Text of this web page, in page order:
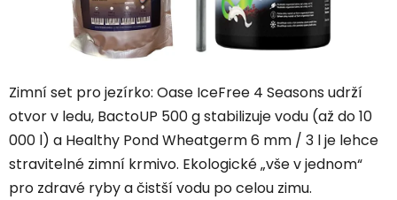
Zimní set pro jezírko: Oase IceFree 4 Seasons udrží
otvor v ledu, BactoUP 500 g stabilizuje vodu (až do 10
000 l) a Healthy Pond Wheatgerm 6 mm / 3 l je lehce
stravitelné zimní krmivo. Ekologické „vše v jednom“
pro zdravé ryby a čistší vodu po celou zimu.